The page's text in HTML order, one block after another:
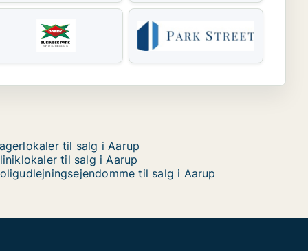
til salg i Aarup
til salg i Aarup
til salg i Aarup